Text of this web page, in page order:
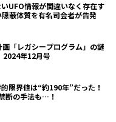
UFO情報が間違いなく存在す
蔽体質を有名司会者が告発
「レガシープログラム」の謎
年12月号
限界値は“約190年”だった！
断の手法も…！